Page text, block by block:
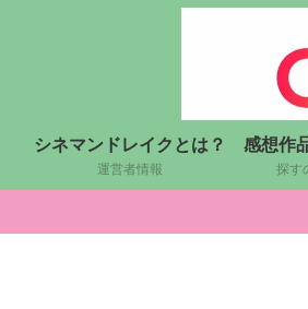
シネマンドレイクとは？
運営者情報
感想作
探す